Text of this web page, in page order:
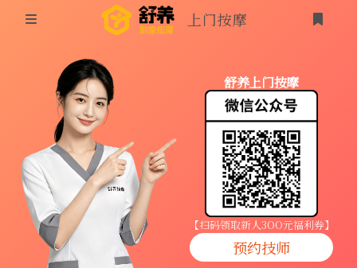
同城按摩
上门按摩
养生按摩
技师入驻
商家入驻
上门按摩
登录
舒养上门按摩
【扫码领取新人3OO元福利券】
预约技师